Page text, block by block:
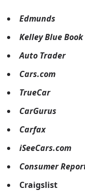
Edmunds
Kelley Blue Book
Auto Trader
Cars.com
TrueCar
CarGurus
Carfax
iSeeCars.com
Consumer
Craigslist